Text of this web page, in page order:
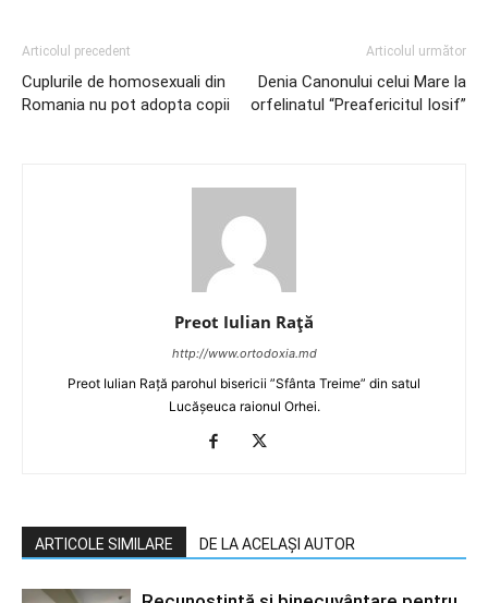
Articolul precedent
Cuplurile de homosexuali din
Romania nu pot adopta copii
Articolul următor
Denia Canonului celui Mare la
orfelinatul “Preafericitul Iosif”
Preot Iulian Raţă
http://www.ortodoxia.md
Preot Iulian Rață parohul bisericii ”Sfânta Treime” din satul
Lucășeuca raionul Orhei.
ARTICOLE SIMILARE DE LA ACELAȘI AUTOR